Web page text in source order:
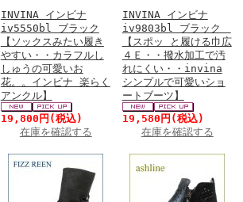
INVINA インビナ
iv5550bl ブラック
【ソックスみたい履き
やすい・・カラフルし
しゅうの可愛いお
花。。インビナ 楽らく
アンクル】
19,800円 (税込)
在庫を確認する
INVINA インビナ
iv9803bl ブラック
【スポッ と履ける巾広
４Ｅ・・撥水加工で汚
れにくい・・invina
シンプルで可愛いショ
ートブーツ】
19,580円 (税込)
在庫を確認する